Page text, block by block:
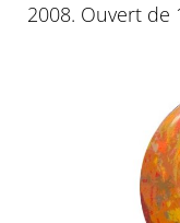
2008. Ouvert de